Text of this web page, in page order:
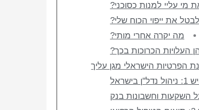
מי עליי למנות כסוכני?
את ייפוי הכוח שלי?
מה יקרה אחרי מותי?
העלויות הכרוכות בכך?
הפרטיות הישראלי מגן עליך
בישראל